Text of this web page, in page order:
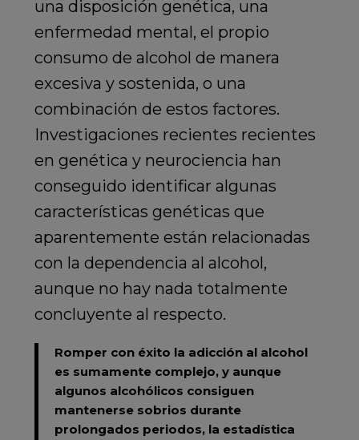
una disposición genética, una
enfermedad mental, el propio
consumo de alcohol de manera
excesiva y sostenida, o una
combinación de estos factores.
Investigaciones recientes recientes
en genética y neurociencia han
conseguido identificar algunas
características genéticas que
aparentemente están relacionadas
con la dependencia al alcohol,
aunque no hay nada totalmente
concluyente al respecto.
Romper con éxito la adicción al alcohol
es sumamente complejo, y aunque
algunos alcohólicos consiguen
mantenerse sobrios durante
prolongados periodos, la estadística